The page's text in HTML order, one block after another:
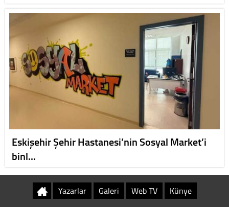
Eskişehir Şehir Hastanesi’nin Sosyal Market’i
binl…
Yazarlar Galeri Web TV Künye